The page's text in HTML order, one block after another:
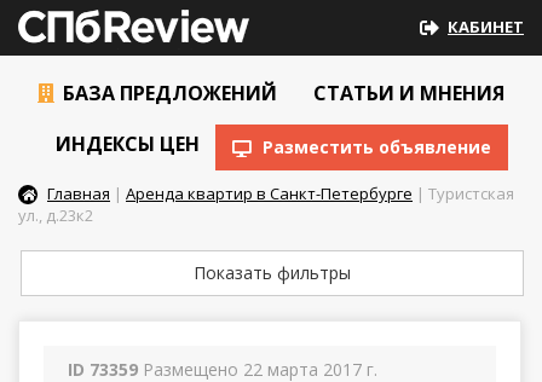
КАБИНЕТ
БАЗА ПРЕДЛОЖЕНИЙ
СТАТЬИ И МНЕНИЯ
ИНДЕКСЫ ЦЕН
Разместить объявление
Главная | Аренда квартир в Санкт-Петербурге | Туристская
ул., д.23к2
Показать фильтры
ID 73359 Размещено 22 марта 2017 г.